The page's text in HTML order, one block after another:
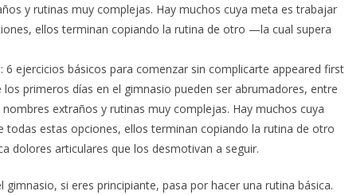
y rutinas muy complejas. Hay muchos cuya meta es trabajar
ellos terminan copiando la rutina de otro —la cual supera
ejercicios básicos para comenzar sin complicarte appeared first
primeros días en el gimnasio pueden ser abrumadores, entre
extraños y rutinas muy complejas. Hay muchos cuya
estas opciones, ellos terminan copiando la rutina de otro
articulares que los desmotivan a seguir.
si eres principiante, pasa por hacer una rutina básica.